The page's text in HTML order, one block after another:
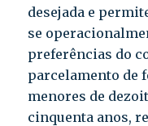
desejada e
se
preferências do
parcelamento de
menores de
cinquenta anos,